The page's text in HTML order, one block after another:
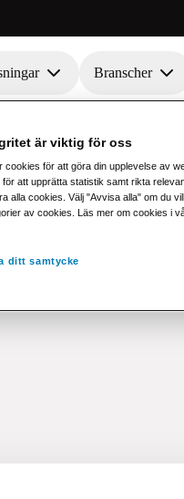
Branscher
är viktig för oss
cookies för att göra din upplevelse av
att upprätta statistik samt rikta
alla cookies. Välj "Avvisa alla" om du
av cookies. Läs mer om cookies i
ditt samtycke